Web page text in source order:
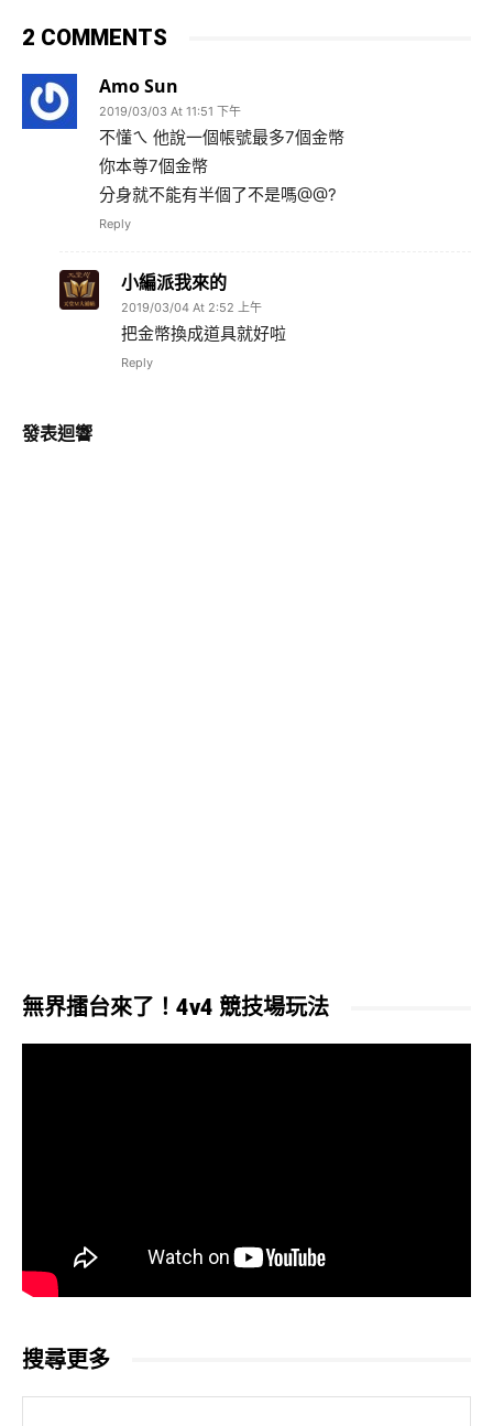
2 COMMENTS
Amo Sun
2019/03/03 At 11:51 下午
不懂ㄟ 他說一個帳號最多7個金幣
你本尊7個金幣
分身就不能有半個了不是嗎@@?
Reply
小編派我來的
2019/03/04 At 2:52 上午
把金幣換成道具就好啦
Reply
發表迴響
無界擂台來了！4v4 競技場玩法
搜尋更多